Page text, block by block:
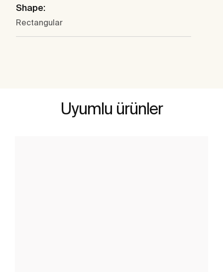
Shape:
Rectangular
Uyumlu ürünler